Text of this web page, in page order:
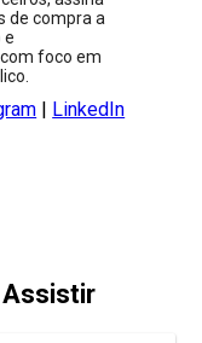
de compra a
e
foco em
| LinkedIn
Assistir